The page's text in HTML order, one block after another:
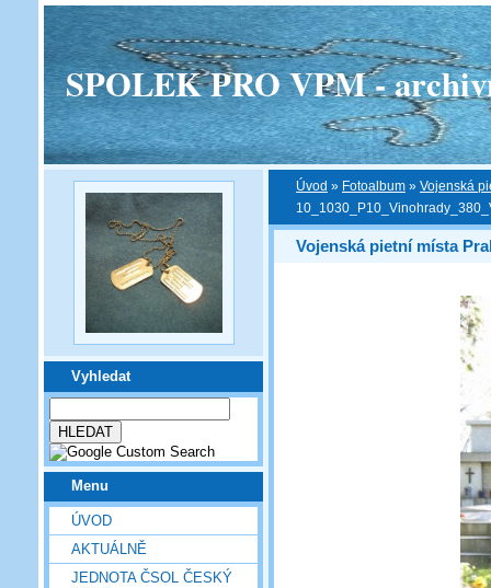
SPOLEK PRO VPM -
Vyhledat
Menu
ÚVOD
AKTUÁLNĚ
JEDNOTA ČSOL ČESKÝ
Úvod » Fotoalbum » Vojenská
Vojenská pietní místa